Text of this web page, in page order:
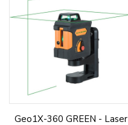
Geo1X-360 GREEN - Laser